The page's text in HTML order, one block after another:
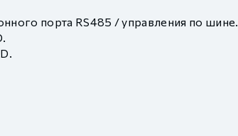
порта RS485 / управления по шине.